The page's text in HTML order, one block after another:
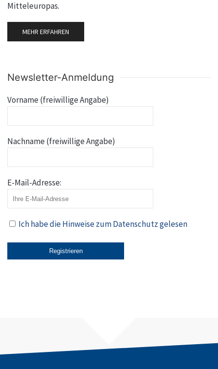
Mitteleuropas.
MEHR ERFAHREN
Newsletter-Anmeldung
Vorname (freiwillige Angabe)
Nachname (freiwillige Angabe)
E-Mail-Adresse:
Ich habe die Hinweise zum Datenschutz gelesen